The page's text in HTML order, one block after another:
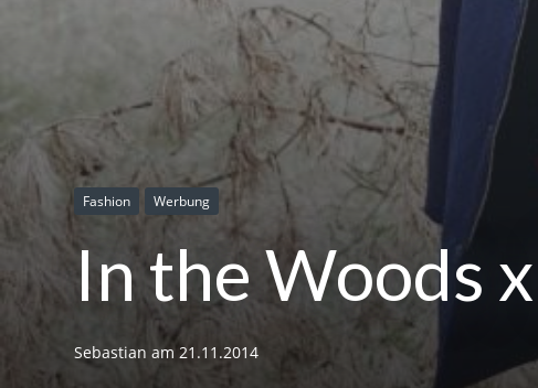
Fashion Werbung
In the Woods
Sebastianam 21.11.2014